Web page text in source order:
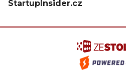
StartupInsider.cz